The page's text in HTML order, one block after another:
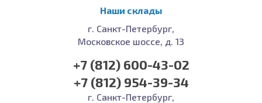
Наши склады
г. Санкт-Петербург,
Московское шоссе, д. 13
+7 (812) 600-43-02
+7 (812) 954-39-34
г. Санкт-Петербург,